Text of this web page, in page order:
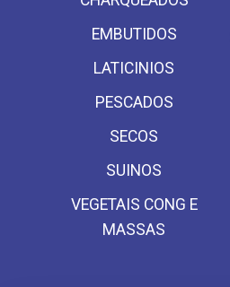
CHARQUEADOS
EMBUTIDOS
LATICINIOS
PESCADOS
SECOS
SUINOS
VEGETAIS CONG E
MASSAS